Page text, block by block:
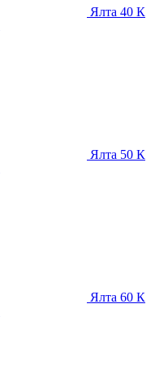
Ялта 40 К
Ялта 50 К
Ялта 60 К